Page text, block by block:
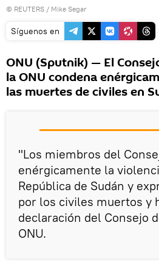
© REUTERS / Mike Segar
Síguenos en
ONU (Sputnik) — El
la ONU condena
las muertes de civiles en
"Los miembros del
enérgicamente la
República de Sudán y
por los civiles muertos y
declaración del Consejo
ONU.